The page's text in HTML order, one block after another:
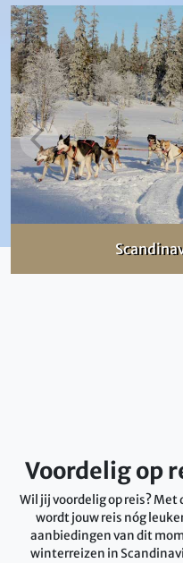
Voordelig op
Wil jij voordelig op reis? Met
wordt jouw reis nóg
aanbiedingen van dit
winterreizen in